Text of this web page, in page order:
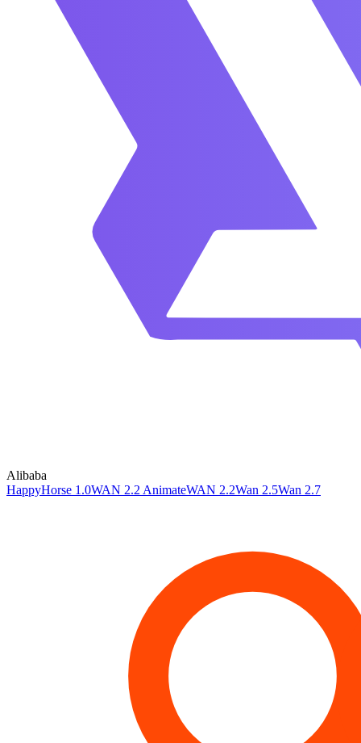
Alibaba
HappyHorse 1.0WAN 2.2 AnimateWAN 2.2Wan 2.5Wan 2.7